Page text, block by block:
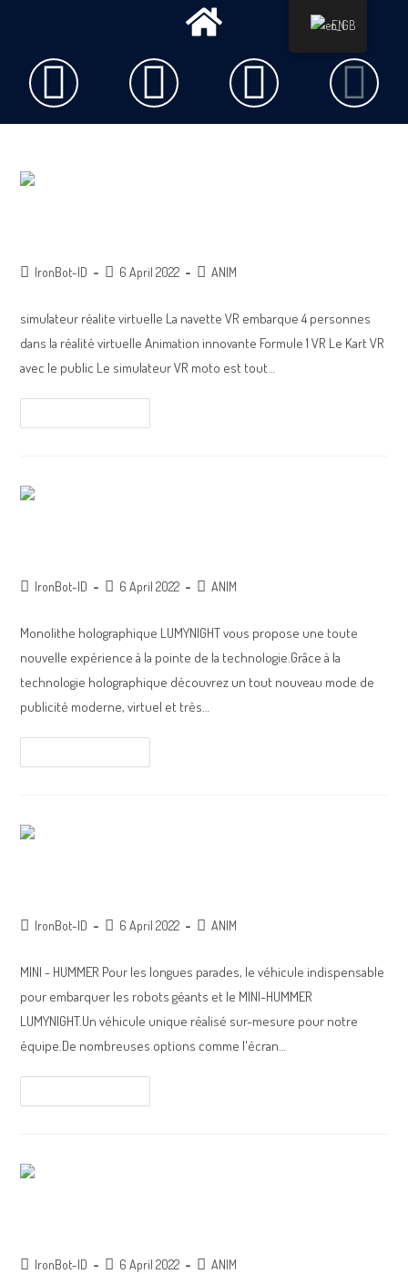
IronBot-ID 6 April 2022 ANIM
simulateur réalite virtuelle La navette VR embarque 4 personnes
dans la réalité virtuelle Animation innovante Formule 1 VR Le Kart VR
avec le public Le simulateur VR moto est tout…
IronBot-ID 6 April 2022 ANIM
Monolithe holographique LUMYNIGHT vous propose une toute
nouvelle expérience à la pointe de la technologie.Grâce à la
technologie holographique découvrez un tout nouveau mode de
publicité moderne, virtuel et très…
IronBot-ID 6 April 2022 ANIM
MINI - HUMMER Pour les longues parades, le véhicule indispensable
pour embarquer les robots géants et le MINI-HUMMER
LUMYNIGHT.Un véhicule unique réalisé sur-mesure pour notre
équipe.De nombreuses options comme l'écran…
IronBot-ID 6 April 2022 ANIM
EN